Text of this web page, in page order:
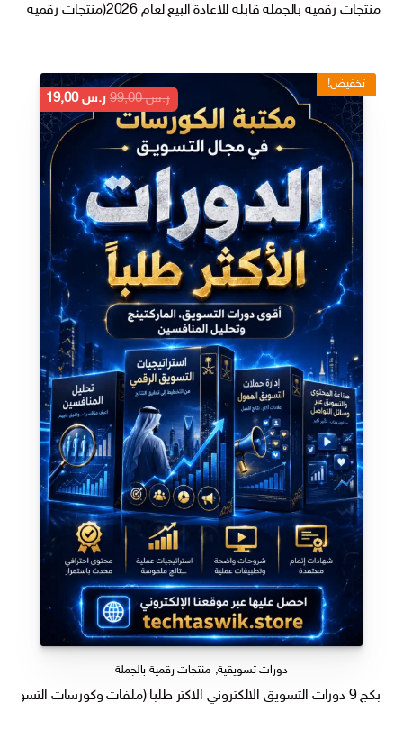
منتجات رقمية بالجملة قابلة للاعادة البيع لعام 2026(منتجات رقمية الاكثر طلبا جاهزة للاستخدام واعادة البيع)
تخفيض!
دورات تسويقية, منتجات رقمية بالجملة
بكج 9 دورات التسويق الالكتروني الاكثر طلبا (ملفات وكورسات التسويق)
ر.س99,00
السعر
الأصلي
ر.س19,00
الحالي
هو: